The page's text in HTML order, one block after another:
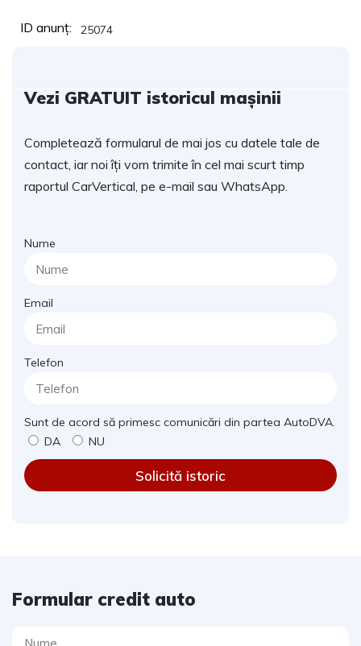
ID anunț: 25074
Vezi GRATUIT istoricul mașinii
Completează formularul de mai jos cu datele tale de
contact, iar noi îți vom trimite în cel mai scurt timp
raportul CarVertical, pe e-mail sau WhatsApp.
Nume
Email
Telefon
Sunt de acord să primesc comunicări din partea AutoDVA.
DA
NU
Solicită istoric
Formular credit auto